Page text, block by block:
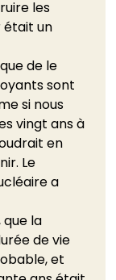
les
un
de le
sont
si nous
vingt ans à
en
Le
a
que la
de vie
et